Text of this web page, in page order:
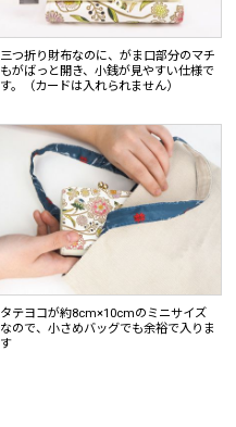
三つ折り財布なのに、がま口部分のマチ
もがばっと開き、小銭が見やすい仕様で
す。（カードは入れられません）
タテヨコが約8cm×10cmのミニサイズ
なので、小さめバッグでも余裕で入りま
す